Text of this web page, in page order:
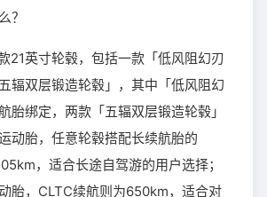
？
21英寸轮毂，包括一款「低风阻幻刃
辐双层锻造轮毂」，其中「低风阻幻
胎绑定，两款「五辐双层锻造轮毂」
动胎，任意轮毂搭配长续航胎的
，适合长途自驾游的用户选择；
胎，CLTC续航则为650km，适合对